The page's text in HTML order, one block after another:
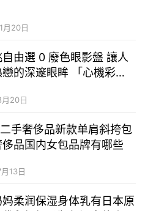
月20日
自由選 0 廢色眼影盤 讓人
戀的深邃眼眸 「心機彩粧
的口罩妝救星 定妝效果
櫃
20日
手奢侈品新款单肩斜挎包
侈品国内女包品牌有哪些
13日
柔润保湿身体乳有日本原